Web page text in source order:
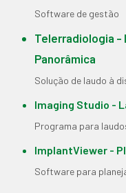
Software de gestão
Telerradiologia -
Panorâmica
Solução de laudo à
Imaging Studio -
Programa para
ImplantViewer -
Software para